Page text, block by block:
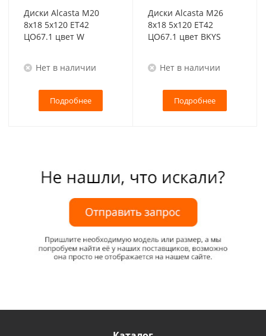
Диски Alcasta M20
8x18 5x120 ET42
ЦО67.1 цвет W
Нет в наличии
Подробнее
Диски Alcasta M26
8x18 5x120 ET42
ЦО67.1 цвет BKYS
Нет в наличии
Подробнее